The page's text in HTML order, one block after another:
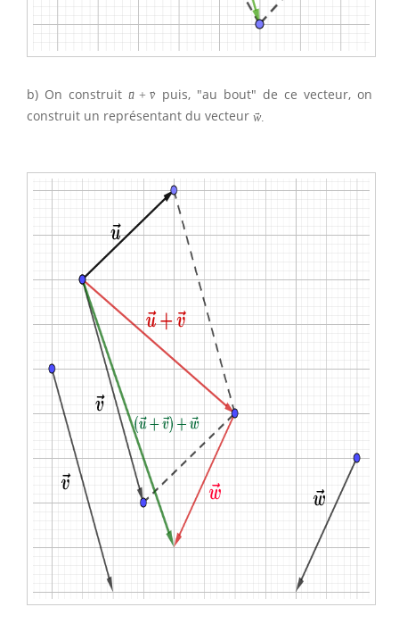
b) On construit →
u + →
v puis, "au bout" de ce vecteur, on
construit un représentant du vecteur
→
w.